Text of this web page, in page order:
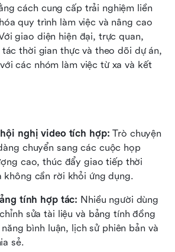
cách cung cấp trải nghiệm liền
quy trình làm việc và nâng cao
giao diện hiện đại, trực quan,
thời gian thực và theo dõi dự án,
các nhóm làm việc từ xa và kết
nghị video tích hợp: Trò chuyện
chuyển sang các cuộc họp
cao, thúc đẩy giao tiếp thời
không cần rời khỏi ứng dụng.
tính hợp tác: Nhiều người dùng
sửa tài liệu và bảng tính đồng
bình luận, lịch sử phiên bản và
sẻ.